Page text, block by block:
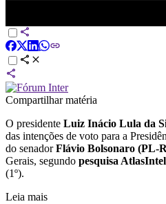
Compartilhar matéria
O presidente Luiz Inácio Lula da
das intenções de voto para a
do senadorFlávio Bolsonaro (PL-
Gerais, segundo pesquisa AtlasIntel
(1º).
Leia mais